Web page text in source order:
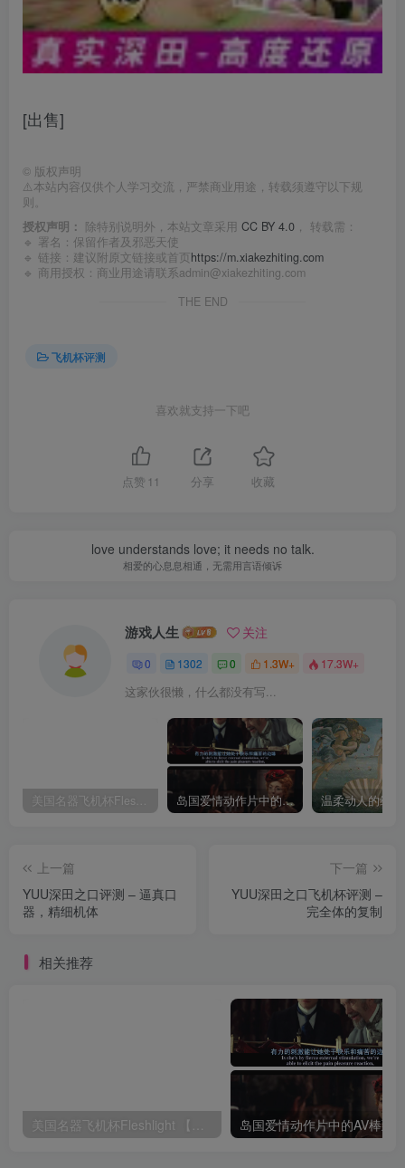
[出售]
© 版权声明
⚠️本站内容仅供个人学习交流，严禁商业用途，转载须遵守以下规
则。
授权声明： 除特别说明外，本站文章采用 CC BY 4.0 ， 转载需：
🔹 署名：保留作者及 邪恶天使
🔹 链接：建议附原文链接或首页https://m.xiakezhiting.com
🔹 商用授权：商业用途请联系admin@xiakezhiting.com
THE END
飞机杯评测
喜欢就支持一下吧
点赞 11 分享 收藏
love understands love; it needs no talk.
相爱的心息息相通，无需用言语倾诉
游戏人生 关注
0 1302 0 1.3W+ 17.3W+
这家伙很懒，什么都没有写...
美国名器飞机杯Fleshlight 【Quickshot-Vantage 双头飞机杯】完全评测 岛国爱情动作片中的AV棒到底有多猛？成人用品震动棒的发展史！
上一篇
YUU深田之口评测 – 逼真口
器，精细机体
下一篇
YUU深田之口飞机杯评测 –
完全体的复制
相关推荐